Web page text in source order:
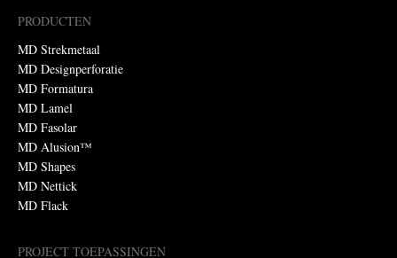
PRODUCTEN
MD Strekmetaal
MD Designperforatie
MD Formatura
MD Lamel
MD Fasolar
MD Alusion™
MD Shapes
MD Nettick
MD Flack
PROJECT TOEPASSINGEN